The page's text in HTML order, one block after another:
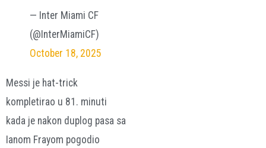
— Inter Miami CF
(@InterMiamiCF)
October 18, 2025
Messi je hat-trick
kompletirao u 81. minuti
kada je nakon duplog pasa sa
Ianom Frayom pogodio